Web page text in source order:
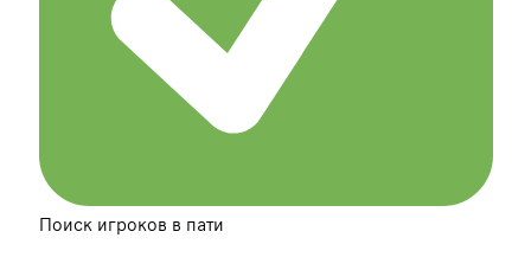
Поиск игроков в пати